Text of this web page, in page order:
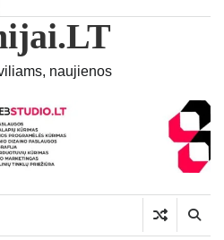
naujienos